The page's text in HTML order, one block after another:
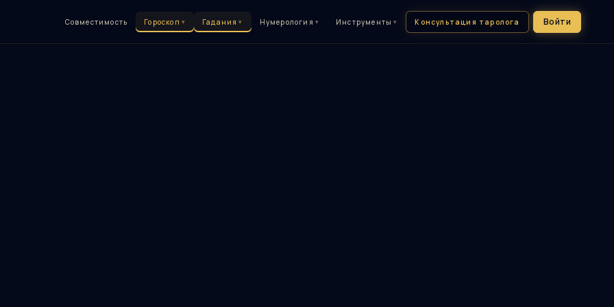
Совместимость Гороскоп ▾ Гадания ▾ Нумерология ▾ Инструменты ▾ Консультация таролога Войти